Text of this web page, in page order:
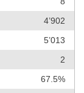
4’902
5’013
2
67.5%